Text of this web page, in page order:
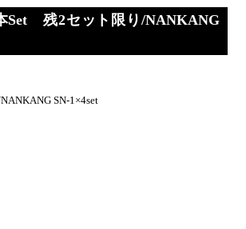
Set 残2セット限り/NANKANG
SN-1×4set